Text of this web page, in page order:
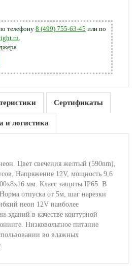
телефону 8 (499) 755-63-45 или по
.
Сертификаты
и логистика
Цвет свечения желтый (590nm),
Напряжение 12V, мощность 9,6
мм. Класс защиты IP65. В
отпуска от 5м, шаг нарезки
неон 12V наиболее
зданий в качестве контурной
Низковольтное питание
во влажных